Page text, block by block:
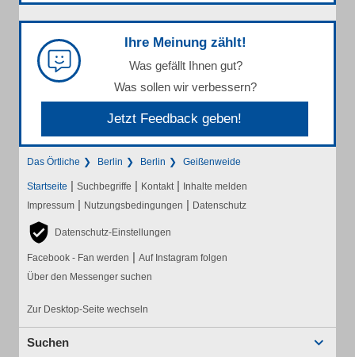
Ihre Meinung zählt!
Was gefällt Ihnen gut?
Was sollen wir verbessern?
Jetzt Feedback geben!
Das Örtliche Berlin Berlin Geißenweide
Startseite | Suchbegriffe | Kontakt | Inhalte melden
Impressum | Nutzungsbedingungen | Datenschutz
Datenschutz-Einstellungen
Facebook - Fan werden | Auf Instagram folgen
Über den Messenger suchen
Zur Desktop-Seite wechseln
Suchen